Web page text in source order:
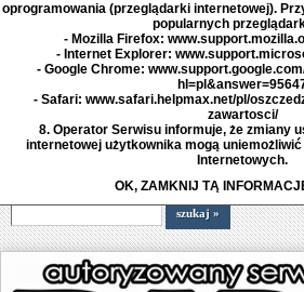
oprogramowania (przeglądarki internetowej).
popularnych
- Mozilla Firefox:
- Internet Explorer:
- Google Chrome:
- Safari: www.safari.helpmax.net/pl/
zawartosci/
8. Operator Serwisu informuje, że zmiany
internetowej użytkownika mogą uniemożliwić
Internetowych.
OK, ZAMKNIJ TĄ